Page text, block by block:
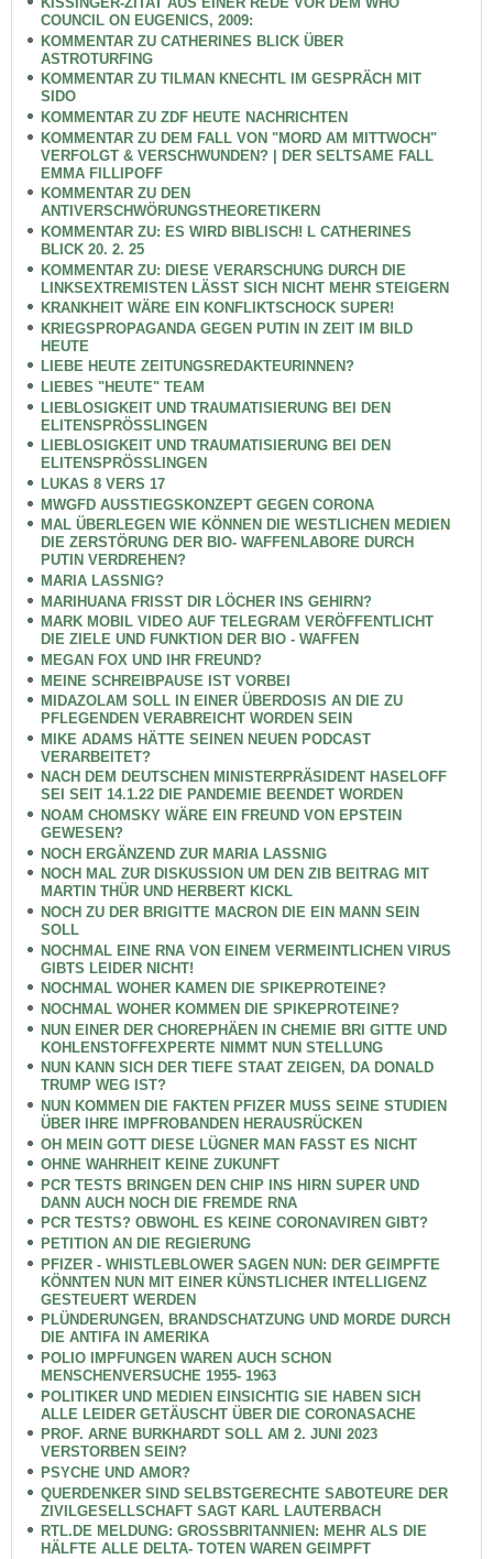
COUNCIL ON EUGENICS, 2009:
KOMMENTAR ZU CATHERINES BLICK ÜBER
ASTROTURFING
KOMMENTAR ZU TILMAN KNECHTL IM GESPRÄCH MIT
SIDO
KOMMENTAR ZU ZDF HEUTE NACHRICHTEN
KOMMENTAR ZU DEM FALL VON "MORD AM MITTWOCH"
VERFOLGT & VERSCHWUNDEN? | DER SELTSAME FALL
EMMA FILLIPOFF
KOMMENTAR ZU DEN
ANTIVERSCHWÖRUNGSTHEORETIKERN
KOMMENTAR ZU: ES WIRD BIBLISCH! L CATHERINES
BLICK 20. 2. 25
KOMMENTAR ZU: DIESE VERARSCHUNG DURCH DIE
LINKSEXTREMISTEN LÄSST SICH NICHT MEHR STEIGERN
KRANKHEIT WÄRE EIN KONFLIKTSCHOCK SUPER!
KRIEGSPROPAGANDA GEGEN PUTIN IN ZEIT IM BILD
HEUTE
LIEBE HEUTE ZEITUNGSREDAKTEURINNEN?
LIEBES "HEUTE" TEAM
LIEBLOSIGKEIT UND TRAUMATISIERUNG BEI DEN
ELITENSPRÖSSLINGEN
LIEBLOSIGKEIT UND TRAUMATISIERUNG BEI DEN
ELITENSPRÖSSLINGEN
LUKAS 8 VERS 17
MWGFD AUSSTIEGSKONZEPT GEGEN CORONA
MAL ÜBERLEGEN WIE KÖNNEN DIE WESTLICHEN MEDIEN
DIE ZERSTÖRUNG DER BIO- WAFFENLABORE DURCH
PUTIN VERDREHEN?
MARIA LASSNIG?
MARIHUANA FRISST DIR LÖCHER INS GEHIRN?
MARK MOBIL VIDEO AUF TELEGRAM VERÖFFENTLICHT
DIE ZIELE UND FUNKTION DER BIO - WAFFEN
MEGAN FOX UND IHR FREUND?
MEINE SCHREIBPAUSE IST VORBEI
MIDAZOLAM SOLL IN EINER ÜBERDOSIS AN DIE ZU
PFLEGENDEN VERABREICHT WORDEN SEIN
MIKE ADAMS HÄTTE SEINEN NEUEN PODCAST
VERARBEITET?
NACH DEM DEUTSCHEN MINISTERPRÄSIDENT HASELOFF
SEI SEIT 14.1.22 DIE PANDEMIE BEENDET WORDEN
NOAM CHOMSKY WÄRE EIN FREUND VON EPSTEIN
GEWESEN?
NOCH ERGÄNZEND ZUR MARIA LASSNIG
NOCH MAL ZUR DISKUSSION UM DEN ZIB BEITRAG MIT
MARTIN THÜR UND HERBERT KICKL
NOCH ZU DER BRIGITTE MACRON DIE EIN MANN SEIN
SOLL
NOCHMAL EINE RNA VON EINEM VERMEINTLICHEN VIRUS
GIBTS LEIDER NICHT!
NOCHMAL WOHER KAMEN DIE SPIKEPROTEINE?
NOCHMAL WOHER KOMMEN DIE SPIKEPROTEINE?
NUN EINER DER CHOREPHÄEN IN CHEMIE BRI GITTE UND
KOHLENSTOFFEXPERTE NIMMT NUN STELLUNG
NUN KANN SICH DER TIEFE STAAT ZEIGEN, DA DONALD
TRUMP WEG IST?
NUN KOMMEN DIE FAKTEN PFIZER MUSS SEINE STUDIEN
ÜBER IHRE IMPFROBANDEN HERAUSRÜCKEN
OH MEIN GOTT DIESE LÜGNER MAN FASST ES NICHT
OHNE WAHRHEIT KEINE ZUKUNFT
PCR TESTS BRINGEN DEN CHIP INS HIRN SUPER UND
DANN AUCH NOCH DIE FREMDE RNA
PCR TESTS? OBWOHL ES KEINE CORONAVIREN GIBT?
PETITION AN DIE REGIERUNG
PFIZER - WHISTLEBLOWER SAGEN NUN: DER GEIMPFTE
KÖNNTEN NUN MIT EINER KÜNSTLICHER INTELLIGENZ
GESTEUERT WERDEN
PLÜNDERUNGEN, BRANDSCHATZUNG UND MORDE DURCH
DIE ANTIFA IN AMERIKA
POLIO IMPFUNGEN WAREN AUCH SCHON
MENSCHENVERSUCHE 1955- 1963
POLITIKER UND MEDIEN EINSICHTIG SIE HABEN SICH
ALLE LEIDER GETÄUSCHT ÜBER DIE CORONASACHE
PROF. ARNE BURKHARDT SOLL AM 2. JUNI 2023
VERSTORBEN SEIN?
PSYCHE UND AMOR?
QUERDENKER SIND SELBSTGERECHTE SABOTEURE DER
ZIVILGESELLSCHAFT SAGT KARL LAUTERBACH
RTL.DE MELDUNG: GROSSBRITANNIEN: MEHR ALS DIE
HÄLFTE ALLE DELTA- TOTEN WAREN GEIMPFT